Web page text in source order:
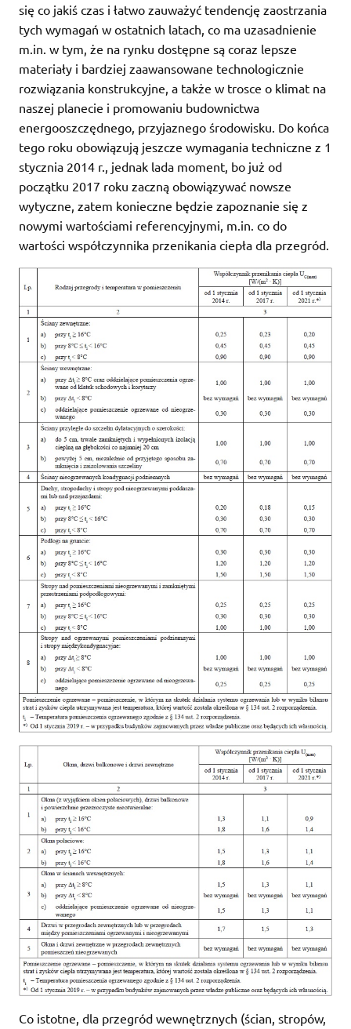
się co jakiś czas i łatwo zauważyć tendencję zaostrzania
tych wymagań w ostatnich latach, co ma uzasadnienie
m.in. w tym, że na rynku dostępne są coraz lepsze
materiały i bardziej zaawansowane technologicznie
rozwiązania konstrukcyjne, a także w trosce o klimat na
naszej planecie i promowaniu budownictwa
energooszczędnego, przyjaznego środowisku. Do końca
tego roku obowiązują jeszcze wymagania techniczne z 1
stycznia 2014 r., jednak lada moment, bo już od
początku 2017 roku zaczną obowiązywać nowsze
wytyczne, zatem konieczne będzie zapoznanie się z
nowymi wartościami referencyjnymi, m.in. co do
wartości współczynnika przenikania ciepła dla przegród.
Co istotne, dla przegród wewnętrznych (ścian, stropów,